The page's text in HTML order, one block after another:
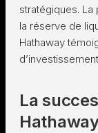
stratégiques.
la réserve de
Hathaway
La